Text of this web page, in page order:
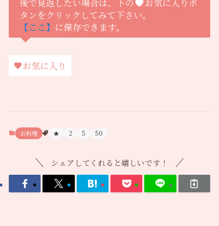
タンをクリックしてみて下さい。
【ここ】 に保存できます。
お気に入り
お料理 ★ 2 5 50
シェアしてくれると嬉しいです！